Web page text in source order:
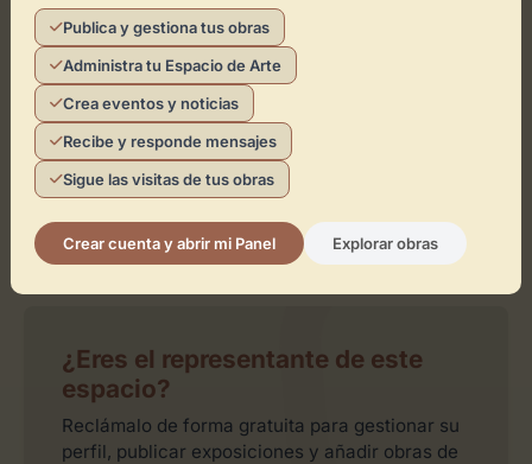
Leaflet| © OpenStreetMap contributors
Toca el mapa para interactuar
Activar Mapa
¿Eres el representante de este
espacio?
Reclámalo de forma gratuita para gestionar su
perfil, publicar exposiciones y añadir obras de
Publica y gestiona tus obras
Administra tu Espacio de Arte
Crea eventos y noticias
Recibe y responde mensajes
Sigue las visitas de tus obras
Crear cuenta y abrir mi Panel Explorar obras